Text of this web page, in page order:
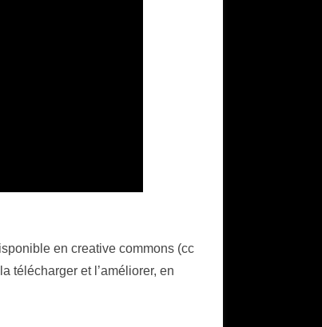
en creative commons (cc
télécharger et l’améliorer, en